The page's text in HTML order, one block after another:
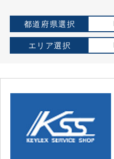
都道府県選択
エリア選択